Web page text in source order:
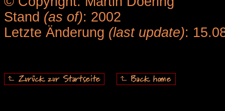
Stand (as of): 2002
Letzte Änderung (last update):